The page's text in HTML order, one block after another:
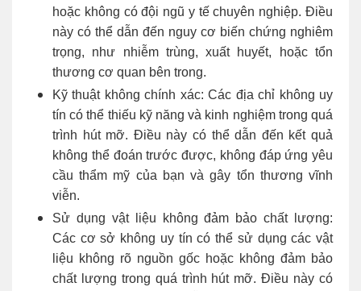
hoặc không có đội ngũ y tế chuyên nghiệp. Điều
này có thể dẫn đến nguy cơ biến chứng nghiêm
trọng, như nhiễm trùng, xuất huyết, hoặc tổn
thương cơ quan bên trong.
Kỹ thuật không chính xác: Các địa chỉ không uy
tín có thể thiếu kỹ năng và kinh nghiệm trong quá
trình hút mỡ. Điều này có thể dẫn đến kết quả
không thể đoán trước được, không đáp ứng yêu
cầu thẩm mỹ của bạn và gây tổn thương vĩnh
viễn.
Sử dụng vật liệu không đảm bảo chất lượng:
Các cơ sở không uy tín có thể sử dụng các vật
liệu không rõ nguồn gốc hoặc không đảm bảo
chất lượng trong quá trình hút mỡ. Điều này có